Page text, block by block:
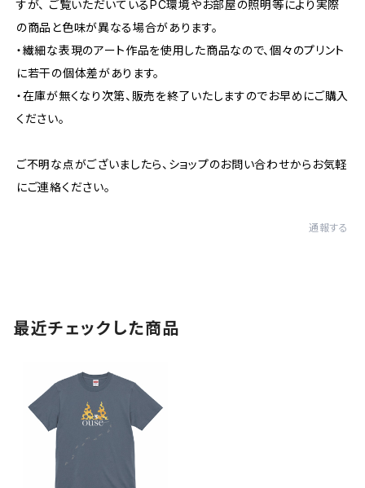
すが、 ご覧いただいているPC環境やお部屋の照明等により実際
の商品と色味が異なる場合があります。
・繊細な表現のアート作品を使用した商品なので、個々のプリント
に若干の個体差があります。
・在庫が無くなり次第、販売を終了いたしますのでお早めにご購入
ください。
ご不明な点がございましたら、ショップのお問い合わせからお気軽
にご連絡ください。
通報する
最近チェックした商品